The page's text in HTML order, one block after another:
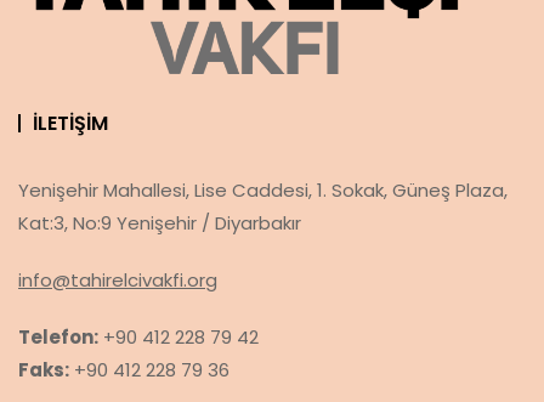
İLETIŞIM
Yenişehir Mahallesi, Lise Caddesi, 1. Sokak, Güneş Plaza,
Kat:3, No:9 Yenişehir / Diyarbakır
info@tahirelcivakfi.org
Telefon: +90 412 228 79 42
Faks: +90 412 228 79 36